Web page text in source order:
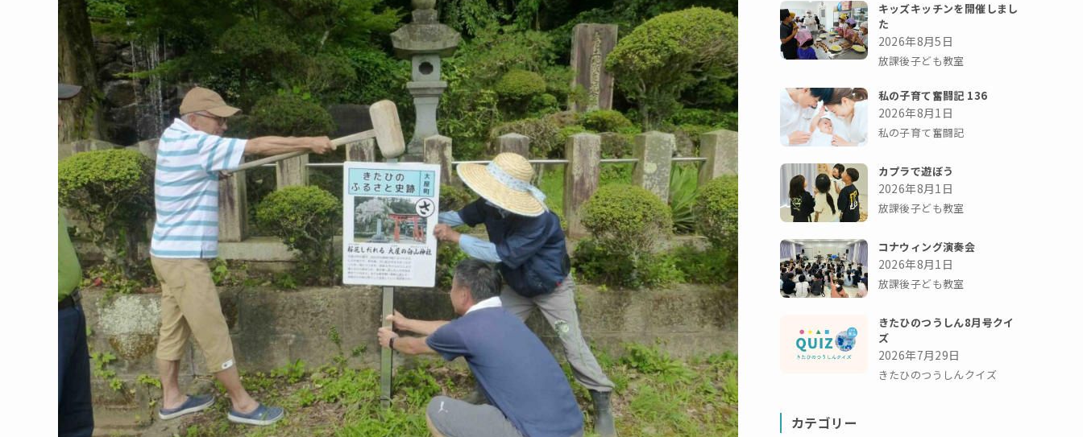
キッズキッチンを開催しまし
た
2026年8月5日
放課後子ども教室
私の子育て奮闘記 136
2026年8月1日
私の子育て奮闘記
カプラで遊ぼう
2026年8月1日
放課後子ども教室
コナウィング演奏会
2026年8月1日
放課後子ども教室
きたひのつうしん8月号クイ
ズ
2026年7月29日
きたひのつうしんクイズ
カテゴリー